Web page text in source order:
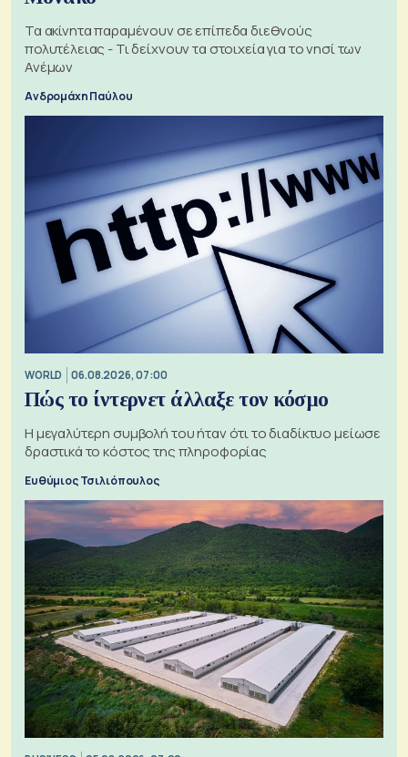
Τα ακίνητα παραμένουν σε επίπεδα διεθνούς
πολυτέλειας - Τι δείχνουν τα στοιχεία για το νησί των
Ανέμων
Ανδρομάχη Παύλου
WORLD 06.08.2026, 07:00
Πώς το ίντερνετ άλλαξε τον κόσμο
Η μεγαλύτερη συμβολή του ήταν ότι το διαδίκτυο μείωσε
δραστικά το κόστος της πληροφορίας
Ευθύμιος Τσιλιόπουλος